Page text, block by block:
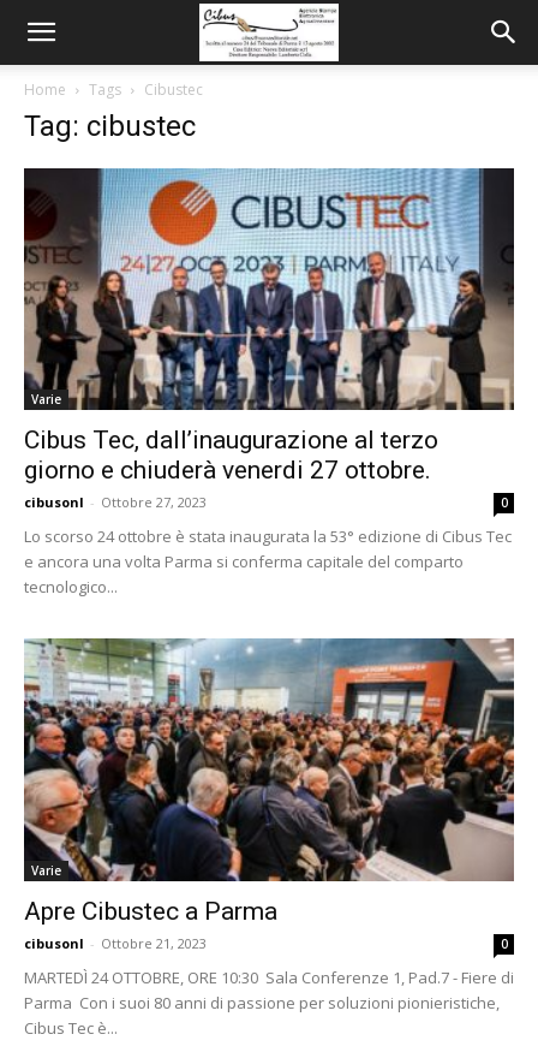
Home Tags Cibustec
Tag: cibustec
Varie
Cibus Tec, dall’inaugurazione al terzo
giorno e chiuderà venerdi 27 ottobre.
cibusonl - Ottobre 27, 2023 0
Lo scorso 24 ottobre è stata inaugurata la 53° edizione di Cibus Tec
e ancora una volta Parma si conferma capitale del comparto
tecnologico...
Varie
Apre Cibustec a Parma
cibusonl - Ottobre 21, 2023 0
MARTEDÌ 24 OTTOBRE, ORE 10:30 Sala Conferenze 1, Pad.7 - Fiere di
Parma Con i suoi 80 anni di passione per soluzioni pionieristiche,
Cibus Tec è...